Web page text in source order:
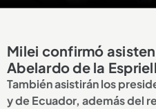
Milei confirmó
Abelardo de la
También asistirán los
y de Ecuador, además del